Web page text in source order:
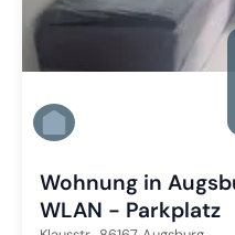
Wohnung in
WLAN - Parkplatz